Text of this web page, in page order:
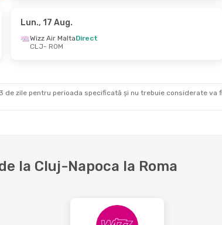
- Joi, 10 Sept.
ROM
- CLJ
Lun., 17 Aug.
Wizz Air MaltaDirect
CLJ- ROM
zile pentru perioada specificată și nu trebuie considerate
la Cluj-Napoca la Roma